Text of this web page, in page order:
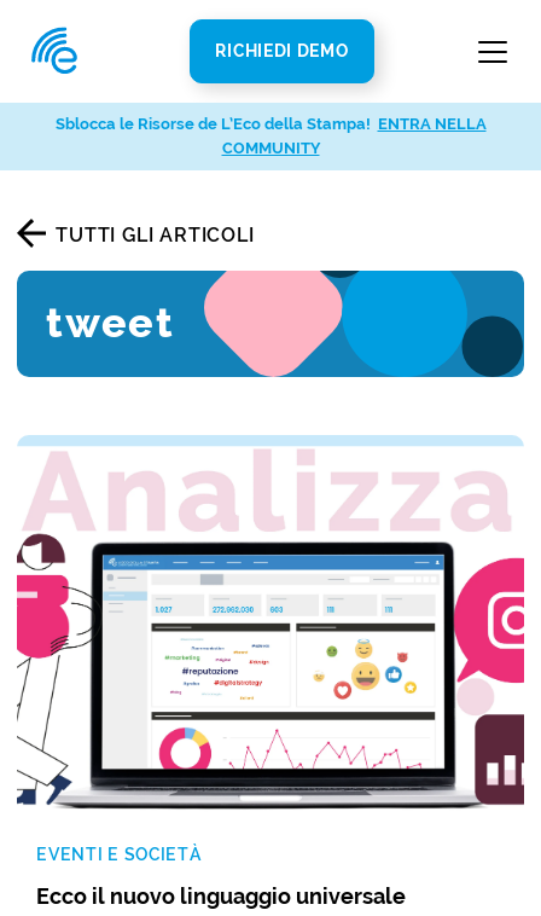
RICHIEDI DEMO
TUTTI GLI ARTICOLI
tweet
EVENTI E SOCIETÀ
Ecco il nuovo linguaggio universale
Sblocca le Risorse de L’Eco della Stampa! ENTRA NELLA
COMMUNITY